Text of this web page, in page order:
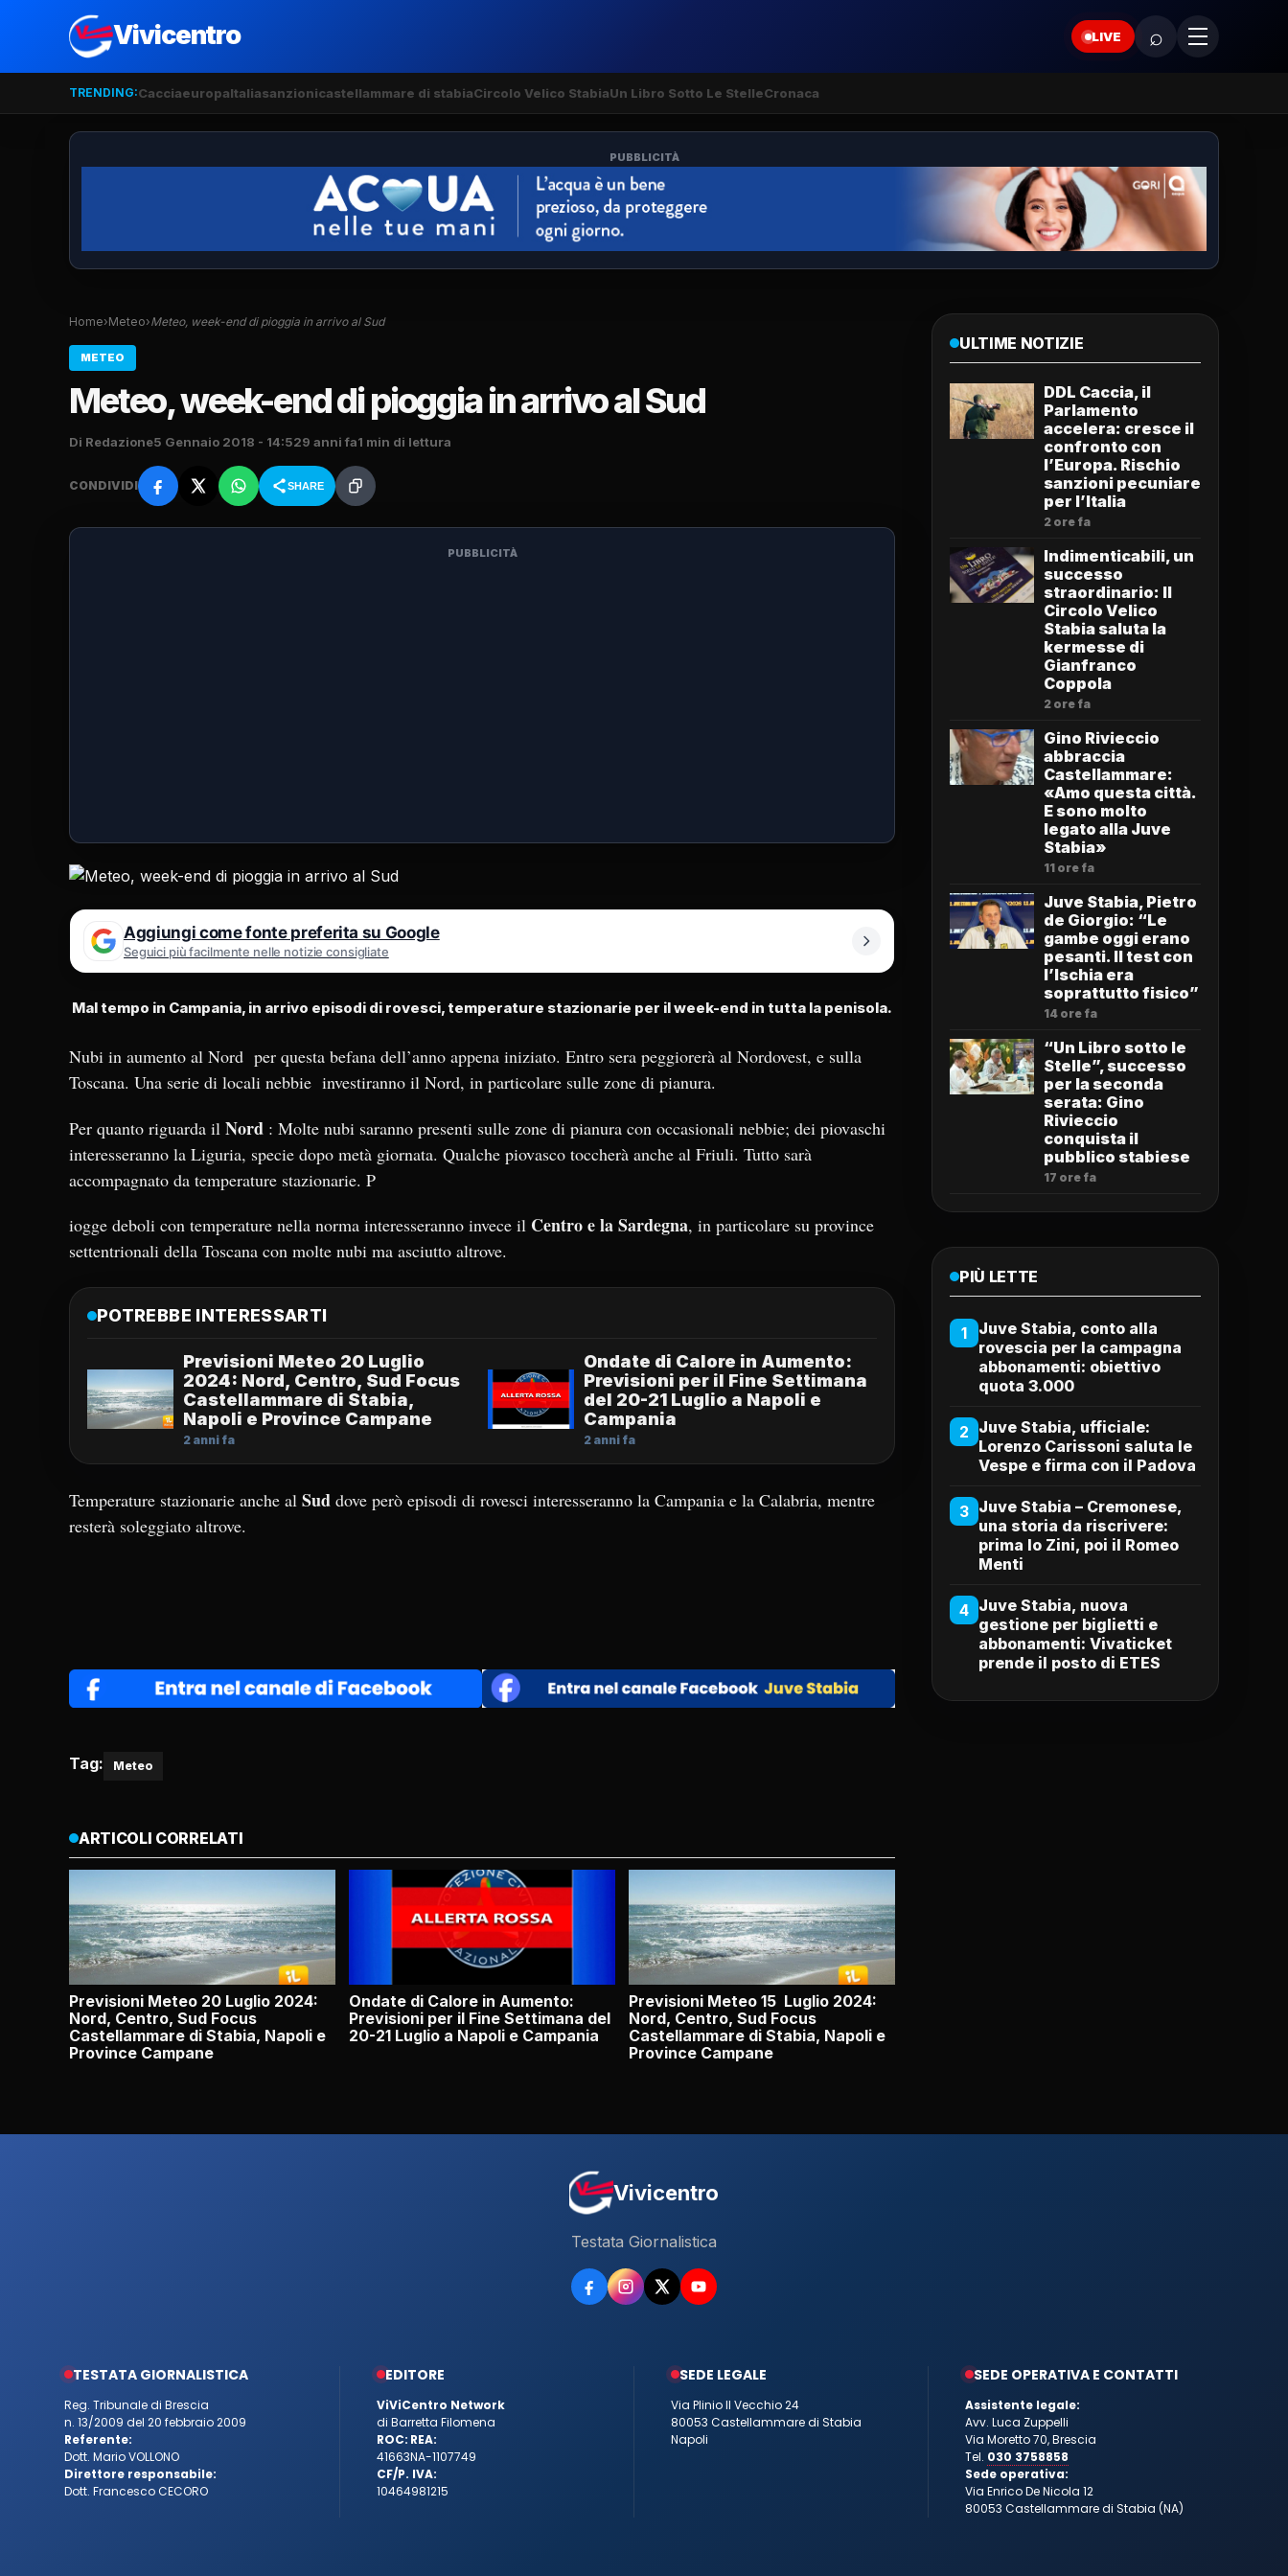
Vivicentro LIVE ⌕
TRENDING:CacciaeuropaItaliasanzionicastellammare di stabiaCircolo Velico StabiaUn Libro Sotto Le StelleCronaca
PUBBLICITÀ
Home›Meteo›Meteo, week-end di pioggia in arrivo al Sud
METEO
Meteo, week-end di pioggia in arrivo al Sud
Di Redazione5 Gennaio 2018 - 14:529 anni fa1 min di lettura
CONDIVIDI SHARE
PUBBLICITÀ
Aggiungi come fonte preferita su Google
Seguici più facilmente nelle notizie consigliate
Mal tempo in Campania, in arrivo episodi di rovesci, temperature stazionarie per il week-end in tutta la penisola.
Nubi in aumento al Nord per questa befana dell’anno appena iniziato. Entro sera peggiorerà al Nordovest, e sulla
Toscana. Una serie di locali nebbie investiranno il Nord, in particolare sulle zone di pianura.
Per quanto riguarda il Nord : Molte nubi saranno presenti sulle zone di pianura con occasionali nebbie; dei piovaschi
interesseranno la Liguria, specie dopo metà giornata. Qualche piovasco toccherà anche al Friuli. Tutto sarà
accompagnato da temperature stazionarie. P
iogge deboli con temperature nella norma interesseranno invece il Centro e la Sardegna, in particolare su province
settentrionali della Toscana con molte nubi ma asciutto altrove.
POTREBBE INTERESSARTI
Previsioni Meteo 20 Luglio
2024: Nord, Centro, Sud Focus
Castellammare di Stabia,
Napoli e Province Campane
2 anni fa
Ondate di Calore in Aumento:
Previsioni per il Fine Settimana
del 20-21 Luglio a Napoli e
Campania
2 anni fa
Temperature stazionarie anche al Sud dove però episodi di rovesci interesseranno la Campania e la Calabria, mentre
resterà soleggiato altrove.
Tag: Meteo
ARTICOLI CORRELATI
Previsioni Meteo 20 Luglio 2024:
Nord, Centro, Sud Focus
Castellammare di Stabia, Napoli e
Province Campane
Ondate di Calore in Aumento:
Previsioni per il Fine Settimana del
20-21 Luglio a Napoli e Campania
Previsioni Meteo 15 Luglio 2024:
Nord, Centro, Sud Focus
Castellammare di Stabia, Napoli e
Province Campane
ULTIME NOTIZIE
DDL Caccia, il
Parlamento
accelera: cresce il
confronto con
l’Europa. Rischio
sanzioni pecuniare
per l’Italia
2 ore fa
Indimenticabili, un
successo
straordinario: Il
Circolo Velico
Stabia saluta la
kermesse di
Gianfranco
Coppola
2 ore fa
Gino Rivieccio
abbraccia
Castellammare:
«Amo questa città.
E sono molto
legato alla Juve
Stabia»
11 ore fa
Juve Stabia, Pietro
de Giorgio: “Le
gambe oggi erano
pesanti. Il test con
l’Ischia era
soprattutto fisico”
14 ore fa
“Un Libro sotto le
Stelle”, successo
per la seconda
serata: Gino
Rivieccio
conquista il
pubblico stabiese
17 ore fa
PIÙ LETTE
1
Juve Stabia, conto alla
rovescia per la campagna
abbonamenti: obiettivo
quota 3.000
2 Juve Stabia, ufficiale:
Lorenzo Carissoni saluta le
Vespe e firma con il Padova
3 Juve Stabia – Cremonese,
una storia da riscrivere:
prima lo Zini, poi il Romeo
Menti
4 Juve Stabia, nuova
gestione per biglietti e
abbonamenti: Vivaticket
prende il posto di ETES
Vivicentro
Testata Giornalistica
TESTATA GIORNALISTICA
Reg. Tribunale di Brescia
n. 13/2009 del 20 febbraio 2009
Referente:
Dott. Mario VOLLONO
Direttore responsabile:
Dott. Francesco CECORO
EDITORE
ViViCentro Network
di Barretta Filomena
ROC:
41663
REA:
NA-1107749
CF/P. IVA:
10464981215
SEDE LEGALE
Via Plinio Il Vecchio 24
80053 Castellammare di Stabia
Napoli
SEDE OPERATIVA E CONTATTI
Assistente legale:
Avv. Luca Zuppelli
Via Moretto 70, Brescia
Tel. 030 3758858
Sede operativa:
Via Enrico De Nicola 12
80053 Castellammare di Stabia (NA)